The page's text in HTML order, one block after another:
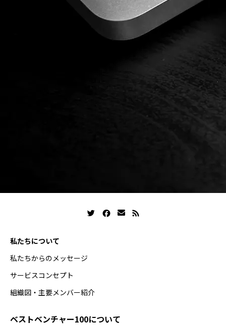
私たちについて
私たちからのメッセージ
サービスコンセプト
組織図・主要メンバー紹介
ベストベンチャー100について